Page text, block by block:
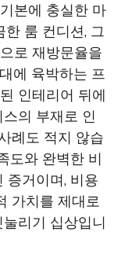
본에 충실한 마
한 룸 컨디션, 그
로 재방문율을
에 육박하는 프
인테리어 뒤에
의 부재로 인
례도 적지 않습
도와 완벽한 비
증거이며, 비용
가치를 제대로
리기 십상입니